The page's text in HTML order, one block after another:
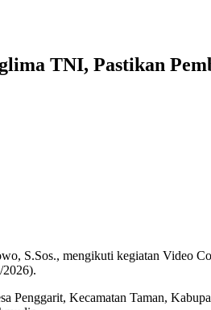
TNI, Pastikan
S.Sos., mengikuti kegiatan Video
2026).
Kecamatan Taman,